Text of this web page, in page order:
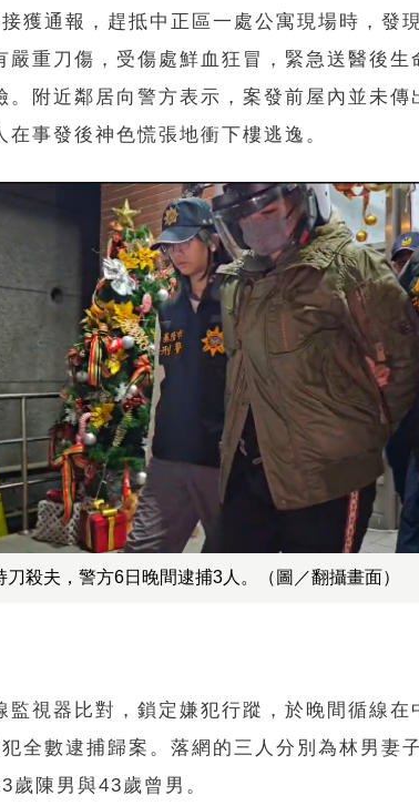
獲通報，趕抵中正區一處公寓現場時，發
嚴重刀傷，受傷處鮮血狂冒，緊急送醫後生
。附近鄰居向警方表示，案發前屋內並未傳
在事發後神色慌張地衝下樓逃逸。
刀殺夫，警方6日晚間逮捕3人。（圖／翻攝畫面）
監視器比對，鎖定嫌犯行蹤，於晚間循線在
全數逮捕歸案。落網的三人分別為林男妻
歲陳男與43歲曾男。